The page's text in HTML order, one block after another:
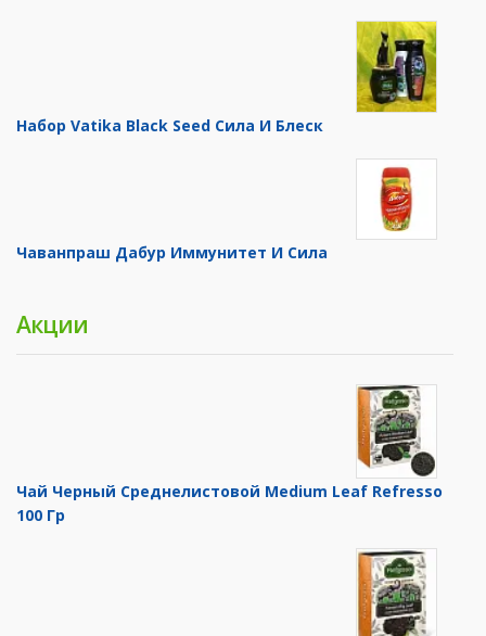
Набор Vatika Black Seed Сила И Блеск
Чаванпраш Дабур Иммунитет И Сила
Акции
Чай Черный Среднелистовой Medium Leaf Refresso
100 Гр